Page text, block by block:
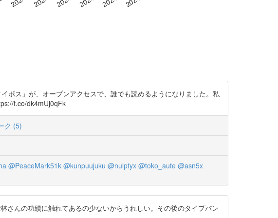
ポス」が、オープンアクセスで、誰でも読めるようになりました。私
t.co/dk4mUj0qFk
ク (5)
@PeaceMark51k @kunpuujuku @nulptyx @toko_aute @asn5x
さんの功績に触れてあるの少ないからうれしい。その後のタイプバン